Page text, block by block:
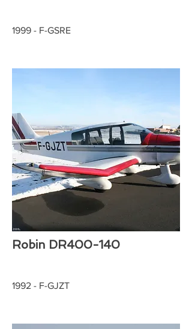
1999 - F-GSRE
Robin DR400-140
1992 - F-GJZT